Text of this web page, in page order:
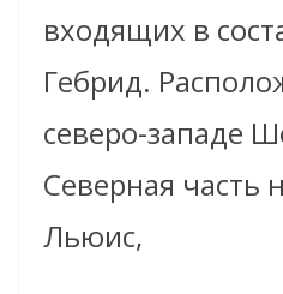
входящих в
Гебрид.
северо-западе
Северная часть
Льюис,